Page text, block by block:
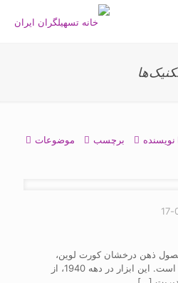
موضوعات برچسب نویسنده
ذهن درخشان کورت لوین،
روانشناس اجتماعی پیشرو است. این ابزار در دهه 1940، از